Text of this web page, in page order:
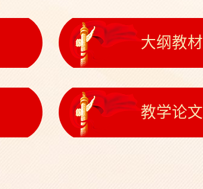
大纲教材
教学论文